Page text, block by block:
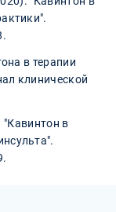
в терапии
клинической
"Кавинтон в